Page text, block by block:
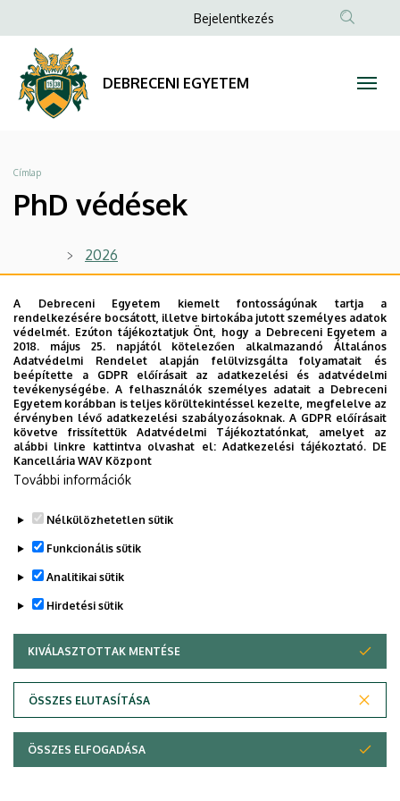
védések
DEBRECENI
EGYETEM
a
tartalomra
Anonim
menüje
Bejelentkezés
DEBRECENI EGYETEM
Morzsa
Címlap
PhD védések
2026
2024
2023
2022
2021
PhD védések - Archívum
Legutóbb frissítve: 2025. 12. 11. 15:04
© 2026 Unideb
A Debreceni Egyetem kiemelt fontosságúnak tartja a
rendelkezésére bocsátott, illetve birtokába jutott személyes adatok
védelmét. Ezúton tájékoztatjuk Önt, hogy a Debreceni Egyetem a
2018. május 25. napjától kötelezően alkalmazandó Általános
Adatvédelmi Rendelet alapján felülvizsgálta folyamatait és
beépítette a GDPR előírásait az adatkezelési és adatvédelmi
tevékenységébe. A felhasználók személyes adatait a Debreceni
Egyetem korábban is teljes körültekintéssel kezelte, megfelelve az
érvényben lévő adatkezelési szabályozásoknak. A GDPR előírásait
követve frissítettük Adatvédelmi Tájékoztatónkat, amelyet az
alábbi linkre kattintva olvashat el:Adatkezelési tájékoztató. DE
Kancellária WAV Központ
További információk
Nélkülözhetetlen sütik
Funkcionális sütik
Analitikai sütik
Hirdetési sütik
KIVÁLASZTOTTAK MENTÉSE
ÖSSZES ELUTASÍTÁSA
WITHDRAW CONSENT
ÖSSZES ELFOGADÁSA